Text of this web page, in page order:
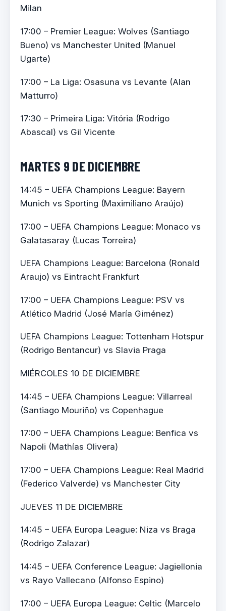
Milan
17:00 – Premier League: Wolves (Santiago
Bueno) vs Manchester United (Manuel
Ugarte)
17:00 – La Liga: Osasuna vs Levante (Alan
Matturro)
17:30 – Primeira Liga: Vitória (Rodrigo
Abascal) vs Gil Vicente
MARTES 9 DE DICIEMBRE
14:45 – UEFA Champions League: Bayern
Munich vs Sporting (Maximiliano Araújo)
17:00 – UEFA Champions League: Monaco vs
Galatasaray (Lucas Torreira)
UEFA Champions League: Barcelona (Ronald
Araujo) vs Eintracht Frankfurt
17:00 – UEFA Champions League: PSV vs
Atlético Madrid (José María Giménez)
UEFA Champions League: Tottenham Hotspur
(Rodrigo Bentancur) vs Slavia Praga
MIÉRCOLES 10 DE DICIEMBRE
14:45 – UEFA Champions League: Villarreal
(Santiago Mouriño) vs Copenhague
17:00 – UEFA Champions League: Benfica vs
Napoli (Mathías Olivera)
17:00 – UEFA Champions League: Real Madrid
(Federico Valverde) vs Manchester City
JUEVES 11 DE DICIEMBRE
14:45 – UEFA Europa League: Niza vs Braga
(Rodrigo Zalazar)
14:45 – UEFA Conference League: Jagiellonia
vs Rayo Vallecano (Alfonso Espino)
17:00 – UEFA Europa League: Celtic (Marcelo